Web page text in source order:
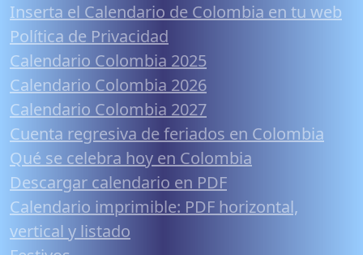
Inserta el Calendario de Colombia en tu web
Política de Privacidad
Calendario Colombia 2025
Calendario Colombia 2026
Calendario Colombia 2027
Cuenta regresiva de feriados en Colombia
Qué se celebra hoy en Colombia
Descargar calendario en PDF
Calendario imprimible: PDF horizontal,
vertical y listado